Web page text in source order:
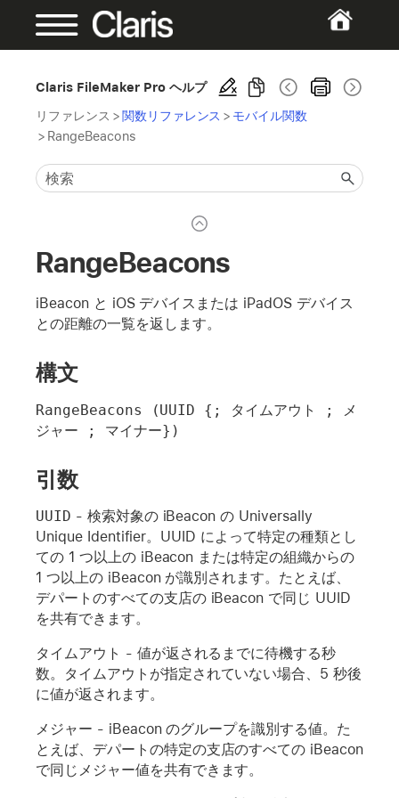
Claris FileMaker Pro ヘルプ
リファレンス >関数リファレンス > モバイル関数
> RangeBeacons
RangeBeacons
iBeacon と iOS デバイスまたは iPadOS デバイス
との距離の一覧を返します。
構文
RangeBeacons (UUID {; タイムアウト ; メ
ジャー ; マイナー})
引数
UUID - 検索対象の iBeacon の Universally
Unique Identifier。UUID によって特定の種類とし
ての 1 つ以上の iBeacon または特定の組織からの
1 つ以上の iBeacon が識別されます。たとえば、
デパートのすべての支店の iBeacon で同じ UUID
を共有できます。
タイムアウト - 値が返されるまでに待機する秒
数。
タイムアウト が指定されていない場合、5 秒後
に値が返されます。
メジャー - iBeacon のグループを識別する値。た
とえば、デパートの特定の支店のすべての iBeacon
で同じメジャー値を共有できます。